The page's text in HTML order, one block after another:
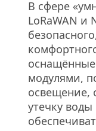
В сфере
LoRaWAN и
модулями,
освещение,
утечку